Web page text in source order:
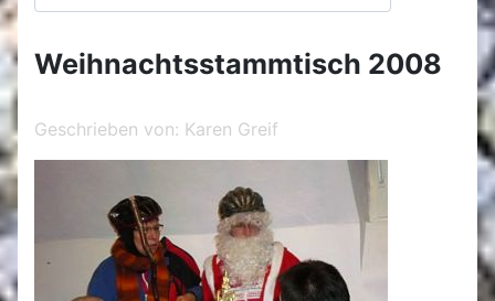
Weihnachtsstammtisch 2008
Geschrieben von: Karen Greif